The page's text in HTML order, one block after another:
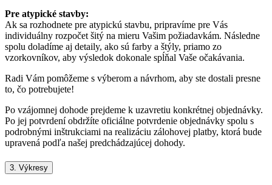
Pre atypické stavby:
Ak sa rozhodnete pre atypickú stavbu, pripravíme pre Vás
individuálny rozpočet šitý na mieru Vašim požiadavkám. Následne
spolu doladíme aj detaily, ako sú farby a štýly, priamo zo
vzorkovníkov, aby výsledok dokonale spĺňal Vaše očakávania.
Radi Vám pomôžeme s výberom a návrhom, aby ste dostali presne
to, čo potrebujete!
Po vzájomnej dohode prejdeme k uzavretiu konkrétnej objednávky.
Po jej potvrdení obdržíte oficiálne potvrdenie objednávky spolu s
podrobnými inštrukciami na realizáciu zálohovej platby, ktorá bude
upravená podľa našej predchádzajúcej dohody.
3. Výkresy